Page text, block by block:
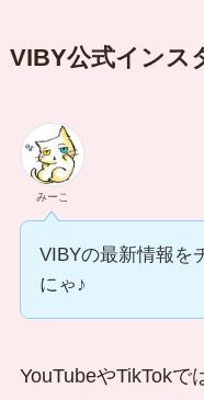
VIBY公式インス
みーこ
VIBYの最新情報を
にゃ♪
YouTubeやTikTokで